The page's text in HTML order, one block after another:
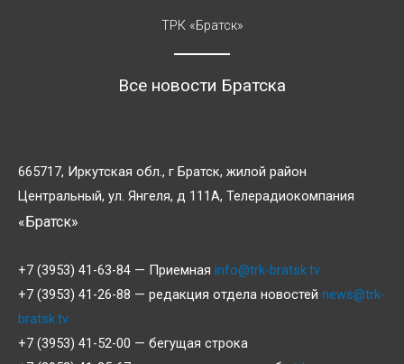
ТРК «Братск»
Все новости Братска
665717, Иркутская обл., г Братск, жилой район
Центральный, ул. Янгеля, д 111А, Телерадиокомпания
«Братск»
+7 (3953) 41-63-84 — Приемная info@trk-bratsk.tv
+7 (3953) 41-26-88 — редакция отдела новостей news@trk-
bratsk.tv
+7 (3953) 41-52-00 — бегущая строка